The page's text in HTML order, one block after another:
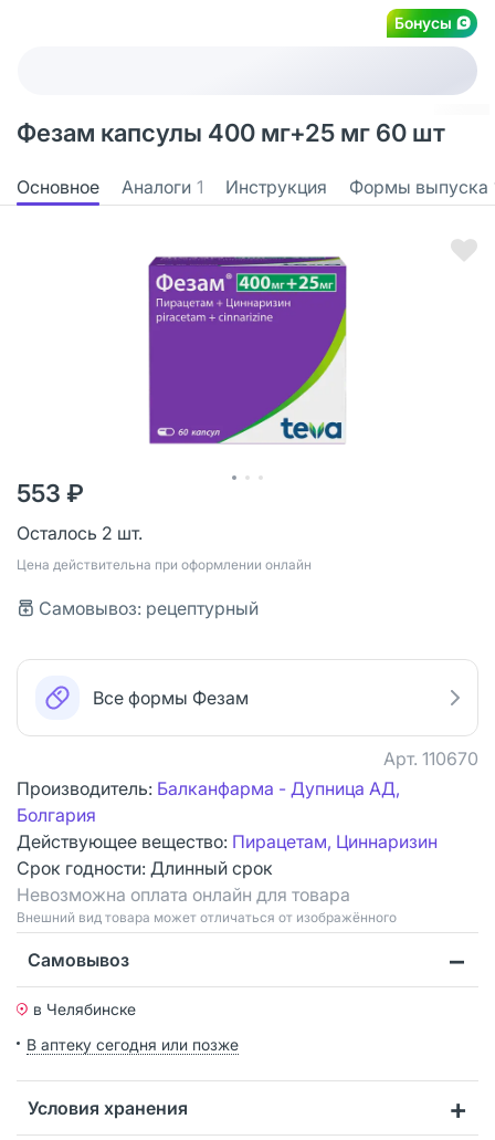
Бонусы
Фезам капсулы 400 мг+25 мг 60 шт
Основное Аналоги 1 Инструкция Формы выпуска
553 ₽
Осталось 2 шт.
Цена действительна при оформлении онлайн
Самовывоз: рецептурный
Все формы Фезам
Арт. 110670
Производитель: Балканфарма - Дупница АД,
Болгария
Действующее вещество: Пирацетам, Циннаризин
Срок годности: Длинный срок
Невозможна оплата онлайн для товара
Bнешний вид товара может отличаться от изображённого
Самовывоз
в Челябинске
В аптеку сегодня или позже
Условия хранения